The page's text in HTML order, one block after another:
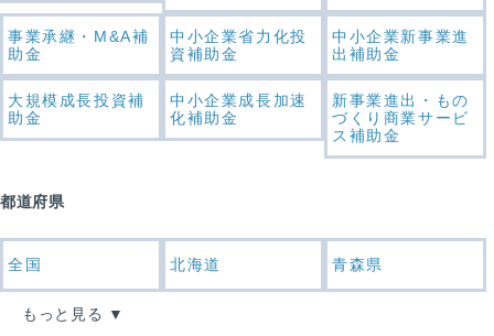
事業承継・M&A補
助金
中小企業省力化投
資補助金
中小企業新事業進
出補助金
大規模成長投資補
助金
中小企業成長加速
化補助金
新事業進出・もの
づくり商業サービ
ス補助金
都道府県
全国 北海道 青森県
もっと見る